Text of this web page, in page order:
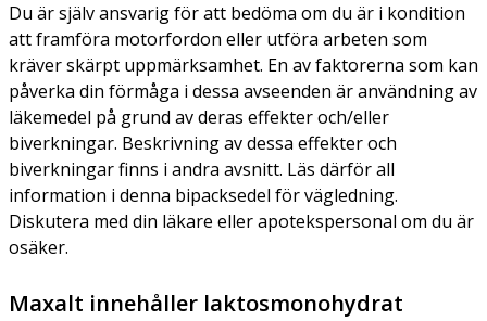
Du är själv ansvarig för att bedöma om du är i kondition
att framföra motorfordon eller utföra arbeten som
kräver skärpt uppmärksamhet. En av faktorerna som kan
påverka din förmåga i dessa avseenden är användning av
läkemedel på grund av deras effekter och/eller
biverkningar. Beskrivning av dessa effekter och
biverkningar finns i andra avsnitt. Läs därför all
information i denna bipacksedel för vägledning.
Diskutera med din läkare eller apotekspersonal om du är
osäker.
Maxalt innehåller laktosmonohydrat